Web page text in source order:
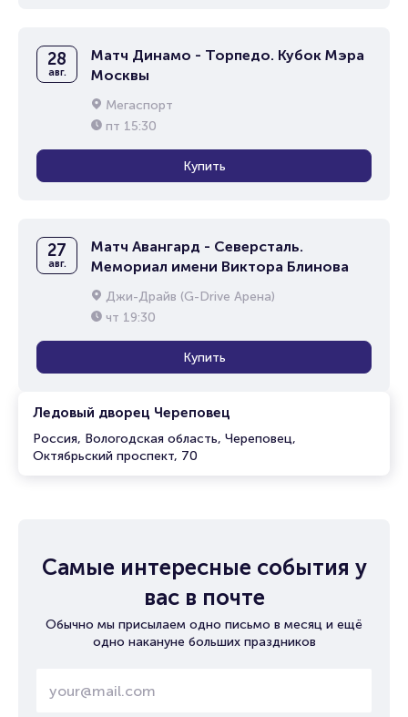
Ледовый дворец Череповец
Россия, Вологодская область, Череповец,
Октябрьский проспект, 70
28
авг.
Матч Динамо - Торпедо. Кубок Мэра
Москвы
Мегаспорт
пт 15:30
Купить
27
авг.
Матч Авангард - Северсталь.
Мемориал имени Виктора Блинова
Джи-Драйв (G-Drive Арена)
чт 19:30
Купить
Самые интересные события у
вас в почте
Обычно мы присылаем одно письмо в месяц и ещё
одно накануне больших праздников